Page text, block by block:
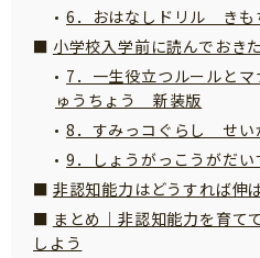
6．おはなしドリル き
小学校入学前に読んでおき
7．一生役立つルールと
ゅうちょう 新装版
8．すみっコぐらし せ
9．しょうがっこうがだい
非認知能力はどうすれば
まとめ｜非認知能力を育て
しよう